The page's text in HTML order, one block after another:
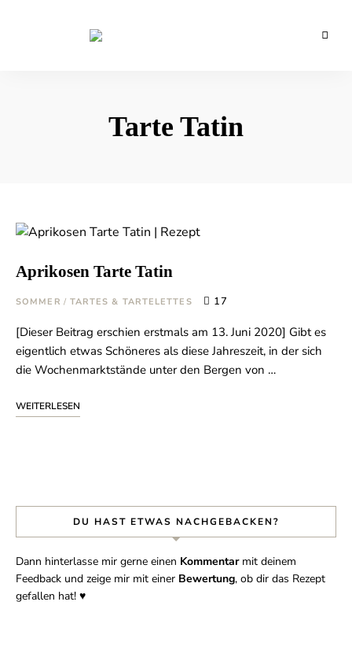
Tarte Tatin
Aprikosen Tarte Tatin
SOMMER / TARTES & TARTELETTES 17
[Dieser Beitrag erschien erstmals am 13. Juni 2020] Gibt es
eigentlich etwas Schöneres als diese Jahreszeit, in der sich
die Wochenmarktstände unter den Bergen von …
WEITERLESEN
DU HAST ETWAS NACHGEBACKEN?
Dann hinterlasse mir gerne einen Kommentarmit deinem
Feedback und zeige mir mit einer Bewertung, ob dir das Rezept
gefallen hat! ♥︎